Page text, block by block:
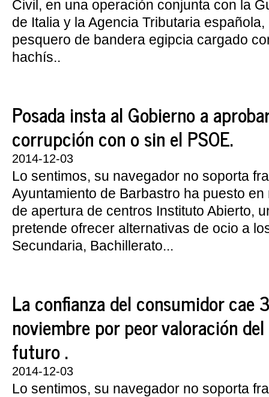
Civil, en una operación conjunta con la
de Italia y la Agencia Tributaria
pesquero de bandera egipcia cargado
hachís..
Posada insta al Gobierno a
corrupción con o sin el PSOE.
2014-12-03
Lo sentimos, su navegador no soporta
Ayuntamiento de Barbastro ha puesto
de apertura de centros Instituto Abierto,
pretende ofrecer alternativas de ocio a
Secundaria, Bachillerato...
La confianza del consumidor cae
noviembre por peor valoración
futuro .
2014-12-03
Lo sentimos, su navegador no soporta